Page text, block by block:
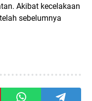
Akibat kecelakaan
sebelumnya